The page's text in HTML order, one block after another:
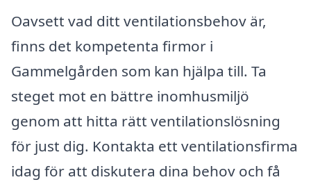
Oavsett vad ditt ventilationsbehov är,
finns det kompetenta firmor i
Gammelgården som kan hjälpa till. Ta
steget mot en bättre inomhusmiljö
genom att hitta rätt ventilationslösning
för just dig. Kontakta ett ventilationsfirma
idag för att diskutera dina behov och få